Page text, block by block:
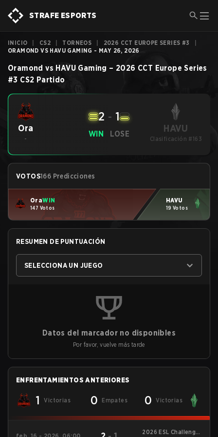
STRAFE ESPORTS
INICIO CS2 TORNEOS 2026 CCT EUROPE SERIES #3
ORAMOND VS HAVU GAMING - MAY 26, 2026
Oramond vs HAVU Gaming – 2026 CCT Europe Series
#3 CS2 Partido
Ora
-
WIN
2 - 1
LOSE HAVU
Clasificación #163
VOTOS166 Predicciones
OraWIN
147 Votos
HAVU
19 Votos
RESUMEN DE PUNTUACIÓN
SELECCIONA UN JUEGO
Datos del marcador no disponibles
Por favor, vuelve más tarde
ENFRENTAMIENTOS ANTERIORES
1 Victorias 0 Empates 0 Victorias
2026 ESL Challenger